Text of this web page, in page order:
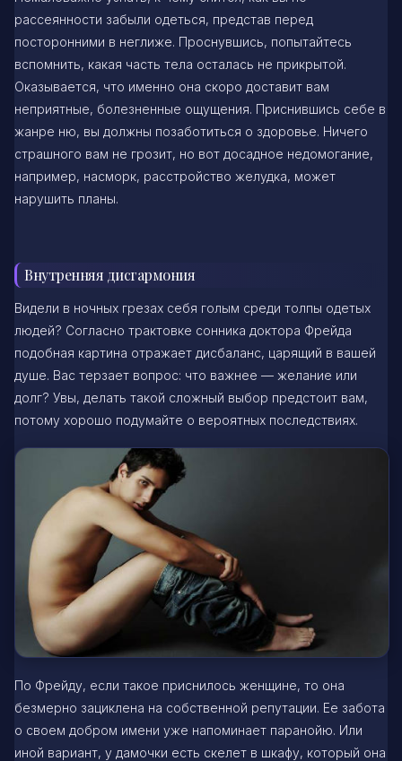
рассеянности забыли одеться, представ перед
посторонними в неглиже. Проснувшись, попытайтесь
вспомнить, какая часть тела осталась не прикрытой.
Оказывается, что именно она скоро доставит вам
неприятные, болезненные ощущения. Приснившись себе в
жанре ню, вы должны позаботиться о здоровье. Ничего
страшного вам не грозит, но вот досадное недомогание,
например, насморк, расстройство желудка, может
нарушить планы.
Внутренняя дисгармония
Видели в ночных грезах себя голым среди толпы одетых
людей? Согласно трактовке сонника доктора Фрейда
подобная картина отражает дисбаланс, царящий в вашей
душе. Вас терзает вопрос: что важнее — желание или
долг? Увы, делать такой сложный выбор предстоит вам,
потому хорошо подумайте о вероятных последствиях.
По Фрейду, если такое приснилось женщине, то она
безмерно зациклена на собственной репутации. Ее забота
о своем добром имени уже напоминает паранойю. Или
иной вариант, у дамочки есть скелет в шкафу, который она